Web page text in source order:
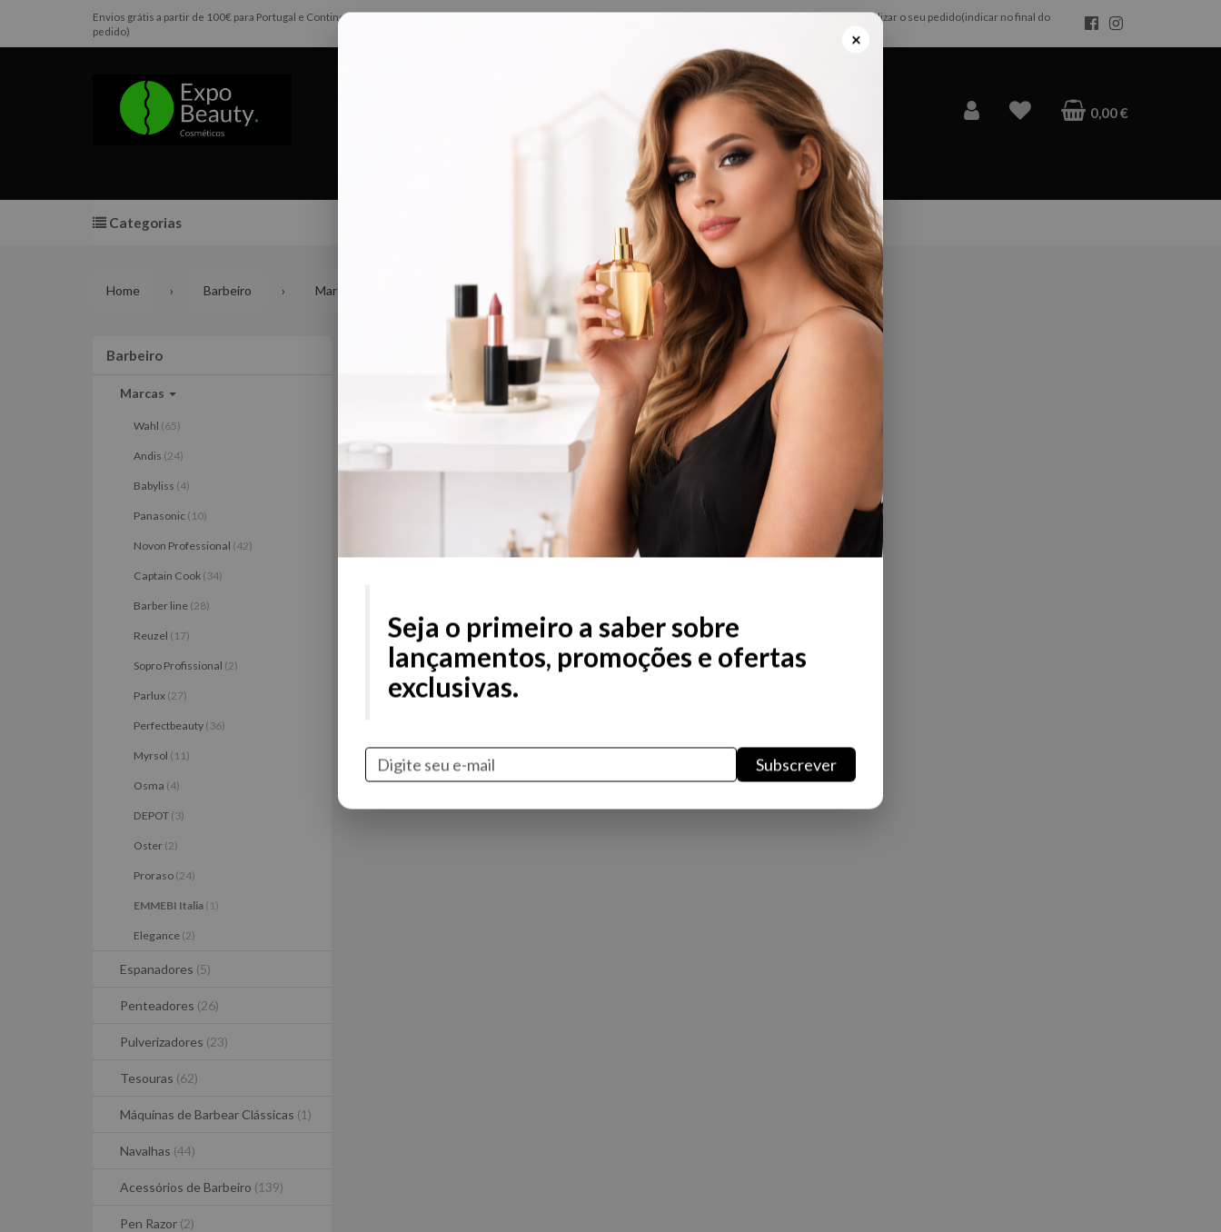
Envios grátis a partir de 100€ para Portugal e Continental e Península Espanhola ou Levante e pague as suas encomendas nas nossas instalações em Almada após realizar o seu pedido(indicar no final do
pedido)
0,00 €
Barbeiro Perfumes
Categorias
Home Barbeiro Marcas EMMEBI Italia
Barbeiro
Marcas
Wahl (65)
Andis (24)
Babyliss (4)
Panasonic (10)
Novon Professional (42)
Captain Cook (34)
Barber line (28)
Reuzel (17)
Sopro Profissional (2)
Parlux (27)
Perfectbeauty (36)
Myrsol (11)
Osma (4)
DEPOT (3)
Oster (2)
Proraso (24)
EMMEBI Italia (1)
Elegance (2)
Espanadores (5)
Penteadores (26)
Pulverizadores (23)
Tesouras (62)
Máquinas de Barbear Clássicas (1)
Navalhas (44)
Acessórios de Barbeiro (139)
Pen Razor (2)
EMMEBI Italia
Não existem produtos nesta categoria
Seja o primeiro a saber sobre
lançamentos, promoções e ofertas
exclusivas.
Subscrever